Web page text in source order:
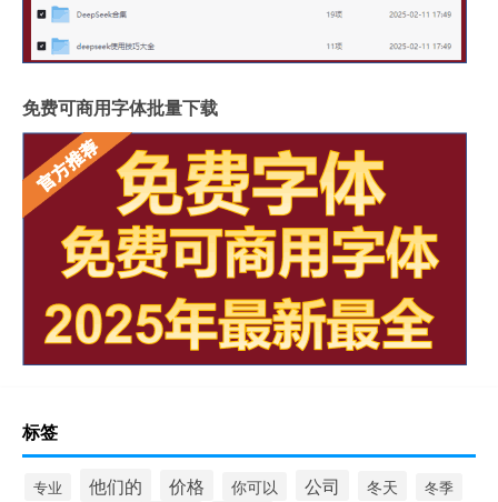
免费可商用字体批量下载
标签
专业 他们的 价格 你可以 公司 冬天 冬季